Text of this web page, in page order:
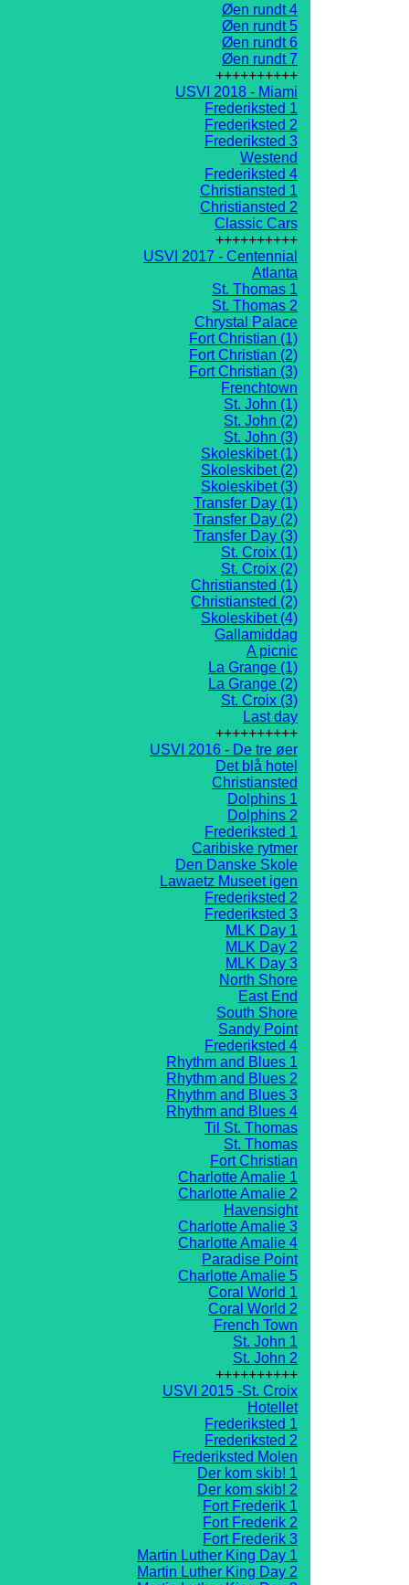
Øen rundt 4
Øen rundt 5
Øen rundt 6
Øen rundt 7
++++++++++
USVI 2018 - Miami
Frederiksted 1
Frederiksted 2
Frederiksted 3
Westend
Frederiksted 4
Christiansted 1
Christiansted 2
Classic Cars
++++++++++
USVI 2017 - Centennial
Atlanta
St. Thomas 1
St. Thomas 2
Chrystal Palace
Fort Christian (1)
Fort Christian (2)
Fort Christian (3)
Frenchtown
St. John (1)
St. John (2)
St. John (3)
Skoleskibet (1)
Skoleskibet (2)
Skoleskibet (3)
Transfer Day (1)
Transfer Day (2)
Transfer Day (3)
St. Croix (1)
St. Croix (2)
Christiansted (1)
Christiansted (2)
Skoleskibet (4)
Gallamiddag
A picnic
La Grange (1)
La Grange (2)
St. Croix (3)
Last day
++++++++++
USVI 2016 - De tre øer
Det blå hotel
Christiansted
Dolphins 1
Dolphins 2
Frederiksted 1
Caribiske rytmer
Den Danske Skole
Lawaetz Museet igen
Frederiksted 2
Frederiksted 3
MLK Day 1
MLK Day 2
MLK Day 3
North Shore
East End
South Shore
Sandy Point
Frederiksted 4
Rhythm and Blues 1
Rhythm and Blues 2
Rhythm and Blues 3
Rhythm and Blues 4
Til St. Thomas
St. Thomas
Fort Christian
Charlotte Amalie 1
Charlotte Amalie 2
Havensight
Charlotte Amalie 3
Charlotte Amalie 4
Paradise Point
Charlotte Amalie 5
Coral World 1
Coral World 2
French Town
St. John 1
St. John 2
++++++++++
USVI 2015 -St. Croix
Hotellet
Frederiksted 1
Frederiksted 2
Frederiksted Molen
Der kom skib! 1
Der kom skib! 2
Fort Frederik 1
Fort Frederik 2
Fort Frederik 3
Martin Luther King Day 1
Martin Luther King Day 2